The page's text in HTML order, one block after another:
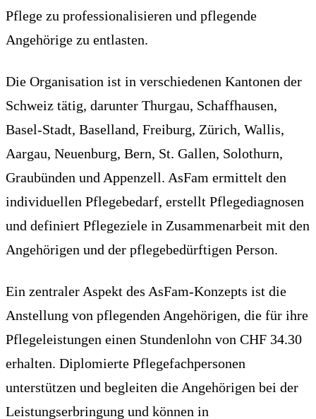
Pflege zu professionalisieren und pflegende
Angehörige zu entlasten.
Die Organisation ist in verschiedenen Kantonen der
Schweiz tätig, darunter Thurgau, Schaffhausen,
Basel-Stadt, Baselland, Freiburg, Zürich, Wallis,
Aargau, Neuenburg, Bern, St. Gallen, Solothurn,
Graubünden und Appenzell. AsFam ermittelt den
individuellen Pflegebedarf, erstellt Pflegediagnosen
und definiert Pflegeziele in Zusammenarbeit mit den
Angehörigen und der pflegebedürftigen Person.
Ein zentraler Aspekt des AsFam-Konzepts ist die
Anstellung von pflegenden Angehörigen, die für ihre
Pflegeleistungen einen Stundenlohn von CHF 34.30
erhalten. Diplomierte Pflegefachpersonen
unterstützen und begleiten die Angehörigen bei der
Leistungserbringung und können in